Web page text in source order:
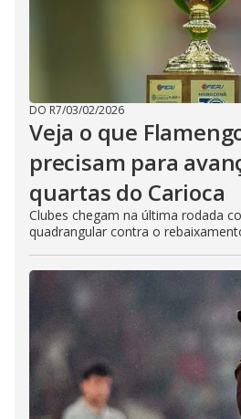
DO R7/03/02/2026
Veja o que
precisam para
quartas do Carioca
Clubes chegam na última rodada
quadrangular contra o